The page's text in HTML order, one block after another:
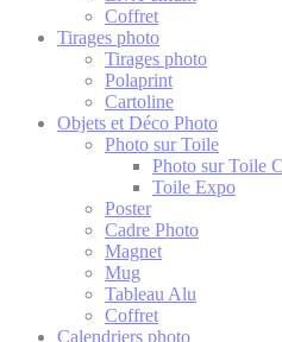
Coffret
Tirages photo
Tirages photo
Polaprint
Cartoline
Objets et Déco Photo
Photo sur Toile
Photo sur Toile
Toile Expo
Poster
Cadre Photo
Magnet
Mug
Tableau Alu
Coffret
Calendriers photo